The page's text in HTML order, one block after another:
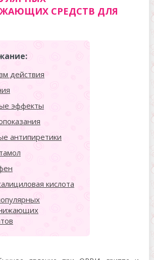
СРЕДСТВ ДЛЯ
действия
эффекты
антипиретики
кислота